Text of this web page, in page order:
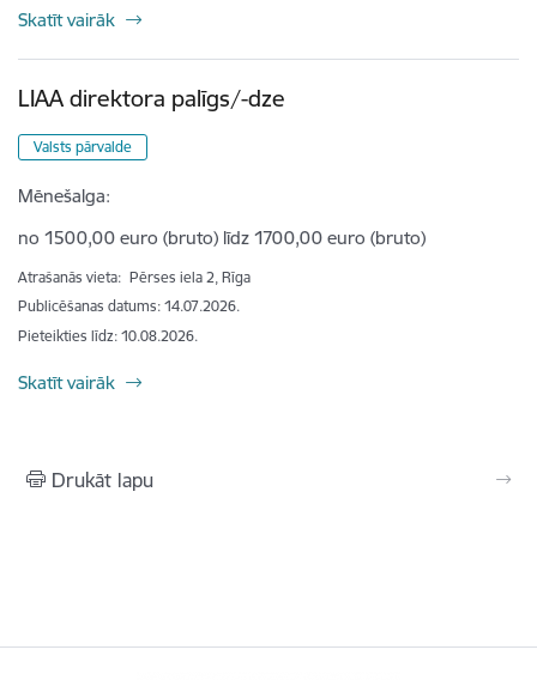
Skatīt vairāk
LIAA direktora palīgs/-dze
Valsts pārvalde
Mēnešalga:
no 1500,00 euro (bruto) līdz 1700,00 euro (bruto)
Atrašanās vieta: Pērses iela 2, Rīga
Publicēšanas datums: 14.07.2026.
Pieteikties līdz: 10.08.2026.
Skatīt vairāk
Drukāt lapu